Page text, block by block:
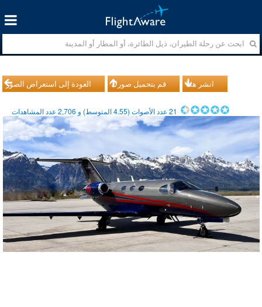
العودة إلى استعراض الصور قم بتحميل صورك انشر هذا
21عدد الأصوات (4.55المتوسط) و 2,706عدد المشاهدات